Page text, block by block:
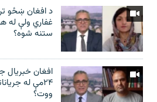
د افغان ښځو
غفاري ولې له
ستنه شوه؟
افغان خبریال
۲۴مې له
ووت؟